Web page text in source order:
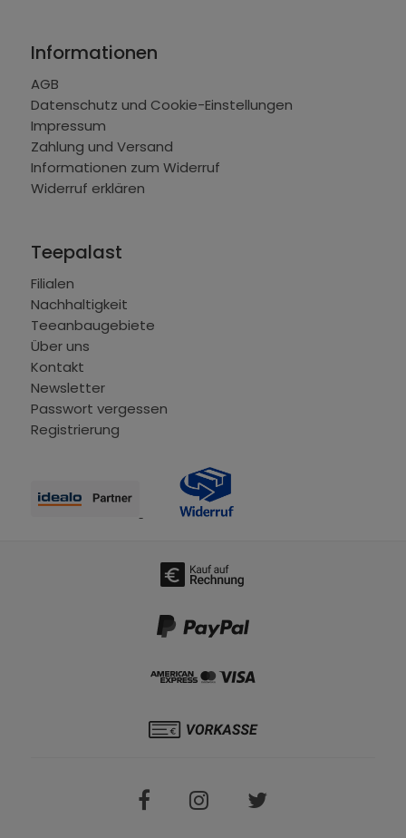
Informationen
AGB
Datenschutz und Cookie-Einstellungen
Impressum
Zahlung und Versand
Informationen zum Widerruf
Widerruf erklären
Teepalast
Filialen
Nachhaltigkeit
Teeanbaugebiete
Über uns
Kontakt
Newsletter
Passwort vergessen
Registrierung